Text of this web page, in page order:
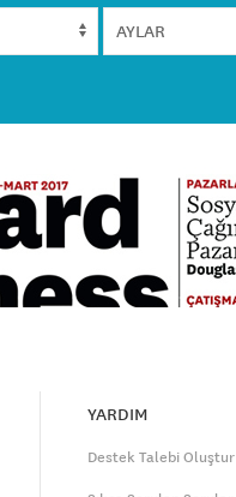
YARDIM
Destek Talebi Oluştur